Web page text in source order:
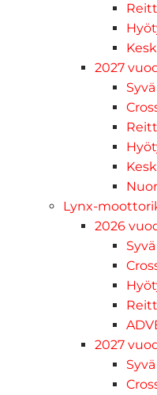
2027
Lynx-
2026
2027